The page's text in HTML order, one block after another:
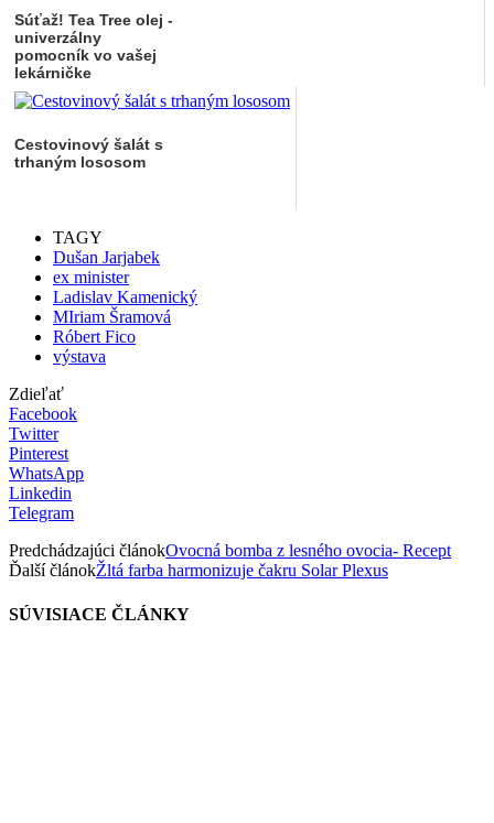
Súťaž! Tea Tree olej -
univerzálny
pomocník vo vašej
lekárničke
Cestovinový šalát s
trhaným lososom
TAGY
Dušan Jarjabek
ex minister
Ladislav Kamenický
MIriam Šramová
Róbert Fico
výstava
Zdieľať
Facebook
Twitter
Pinterest
WhatsApp
Linkedin
Telegram
Predchádzajúci článokOvocná bomba z lesného ovocia- Recept
Ďalší článokŽltá farba harmonizuje čakru Solar Plexus
SÚVISIACE ČLÁNKY